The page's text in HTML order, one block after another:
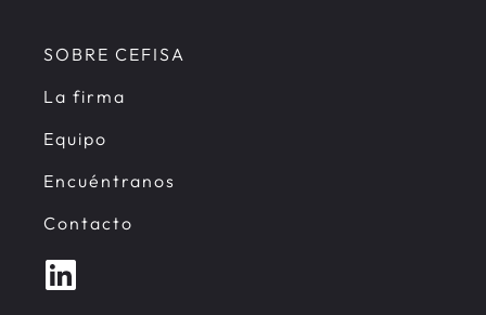
SOBRE CEFISA
La firma
Equipo
Encuéntranos
Contacto